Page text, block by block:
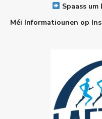
Spaass um
Méi Informatiounen op